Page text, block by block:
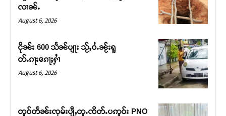
တႃႇႁႂ်ႈသဵင်ၵၢင်ၸႂ်ၵူၼ်းမိူင်း ၵူႈတီႈၵူႈလႅၼ်ပေႃးတေၸွ
တ်ႇ တူဝ်ႈလုမ်ႈၾႃႉၼၼ်ႉ ၶဝ်ႈႁူမ်ႈၵမ်ႉထႅမ် ၸုမ်းၶၢ
လၢၼ်ႉ
August 6, 2026
ငိုၼ်း 600 သႅၼ်ပျႃး သႂ်ႇဝႆႉၼႂ်းရူ
တ်ႉၵႃးၵေႃႈႁၢႆ
August 6, 2026
တူဝ်တႅၼ်းၸုမ်းပျီႇတူႉၸိတ်ႉပဢူဝ်း PNO